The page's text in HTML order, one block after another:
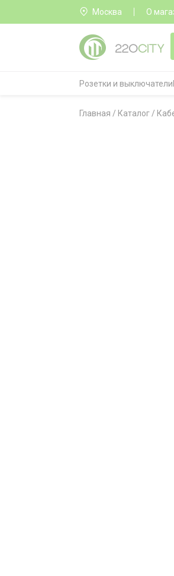
Москва О
Розетки и выключатели
Главная / Каталог /